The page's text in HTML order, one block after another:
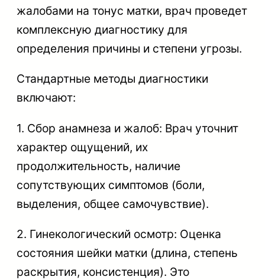
жалобами на тонус матки, врач проведет
комплексную диагностику для
определения причины и степени угрозы.
Стандартные методы диагностики
включают:
1. Сбор анамнеза и жалоб: Врач уточнит
характер ощущений, их
продолжительность, наличие
сопутствующих симптомов (боли,
выделения, общее самочувствие).
2. Гинекологический осмотр: Оценка
состояния шейки матки (длина, степень
раскрытия, консистенция). Это